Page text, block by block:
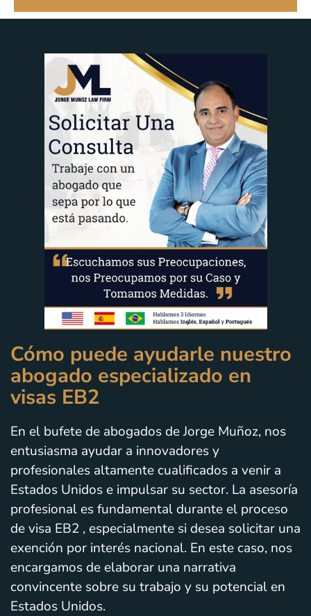
Cómo puede ayudarle nuestro
abogado especializado en
visas EB2
En el bufete de abogados de Jorge Muñoz, nos
entusiasma ayudar a innovadores y
profesionales altamente cualificados a venir a
Estados Unidos e impulsar su sector. La asesoría
profesional es fundamental durante el proceso
de visa EB2 , especialmente si desea solicitar una
exención por interés nacional. En este caso, nos
encargamos de elaborar una narrativa
convincente sobre su trabajo y su potencial en
Estados Unidos.